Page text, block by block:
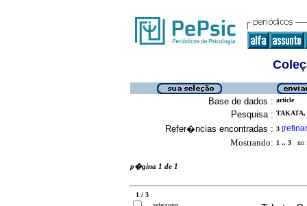
Base de dados : article
Pesquisa :
Refer�ncias encontradas : 3 [refinar
Mostrando: 1 .. 3 no
p�gina 1 de 1
1 / 3